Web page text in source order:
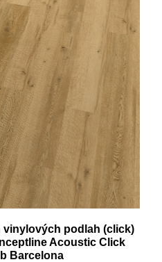
podlah (click)
Acoustic Click
Barcelona